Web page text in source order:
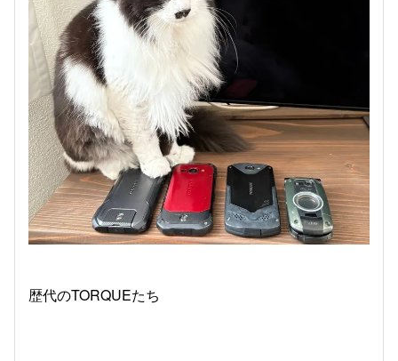
歴代のTORQUEたち